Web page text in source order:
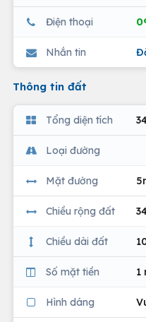
Điện thoại
Nhắn tin
Thông tin đất
Tổng diện tích
Loại đường
Mặt đường
Chiều rộng đất
Chiều dài đất
Số mặt tiền 1
Hình dáng